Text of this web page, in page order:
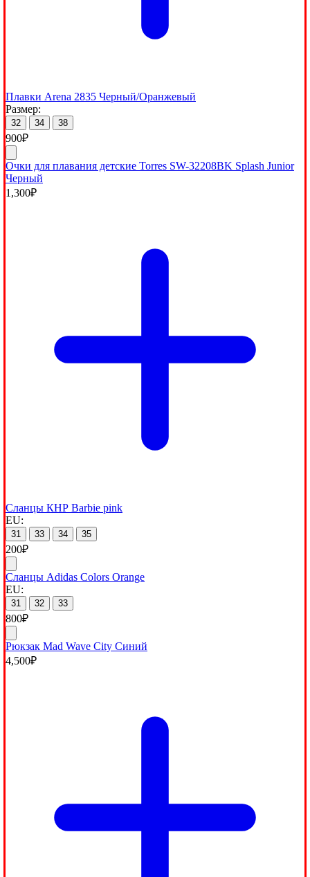
Плавки Arena 2835 Черный/Оранжевый
Размер:
32 34 38
900₽
Очки для плавания детские Torres SW-32208BK Splash Junior
Черный
1,300₽
Сланцы КНР Barbie pink
EU:
31 33 34 35
200₽
Сланцы Adidas Colors Orange
EU:
31 32 33
800₽
Рюкзак Mad Wave City Синий
4,500₽